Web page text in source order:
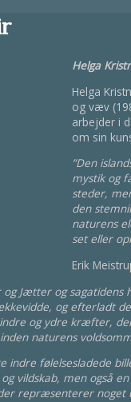
Helga
Helga
og væv
arbejder i
om sin
”Den
mystik og
steder,
den
naturens
set eller
Erik
Jætter og
og efterladt
og ydre kræfter,
naturens
indre følelsesladede
vildskab, men også
repræsenterer